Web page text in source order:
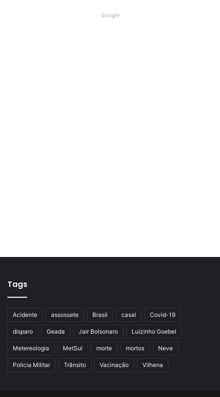
Google
Tags
Acidente assossete Brasil casal Covid-19
disparo Geada Jair Bolsonaro Luizinho Goebel
Metereologia MetSul morte mortos Neve
Policia Militar Trânsito Vacinação Vilhena